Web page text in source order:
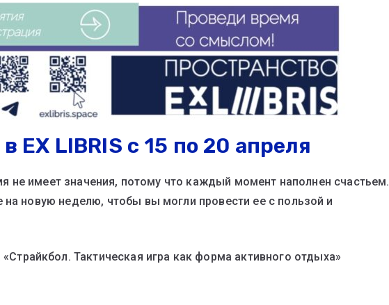
EX LIBRIS с 15 по 20 апреля
не имеет значения, потому что каждый момент наполнен счастьем.
на новую неделю, чтобы вы могли провести ее с пользой и
«Страйкбол. Тактическая игра как форма активного отдыха»